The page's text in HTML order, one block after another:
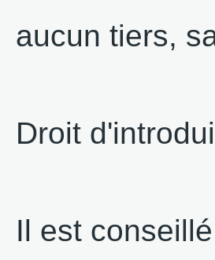
aucun tiers,
Droit
Il est